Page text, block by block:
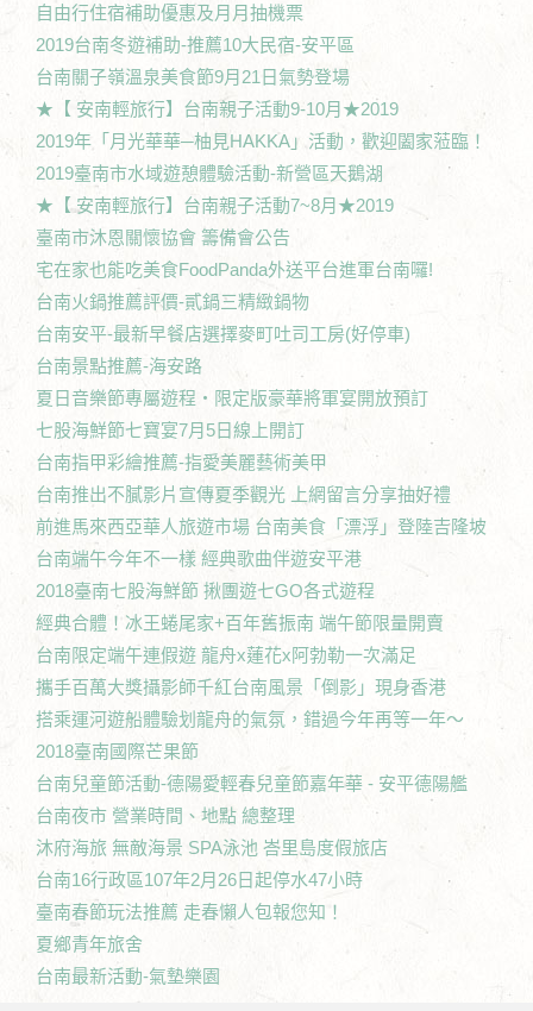
自由行住宿補助優惠及月月抽機票
2019台南冬遊補助-推薦10大民宿-安平區
台南關子嶺溫泉美食節9月21日氣勢登場
★【 安南輕旅行】台南親子活動9-10月★2019
2019年「月光華華─柚見HAKKA」活動，歡迎闔家蒞臨！
2019臺南市水域遊憩體驗活動-新營區天鵝湖
★【 安南輕旅行】台南親子活動7~8月★2019
臺南市沐恩關懷協會 籌備會公告
宅在家也能吃美食FoodPanda外送平台進軍台南囉!
台南火鍋推薦評價-貳鍋三精緻鍋物
台南安平-最新早餐店選擇麥町吐司工房(好停車)
台南景點推薦-海安路
夏日音樂節專屬遊程‧限定版豪華將軍宴開放預訂
七股海鮮節七寶宴7月5日線上開訂
台南指甲彩繪推薦-指愛美麗藝術美甲
台南推出不膩影片宣傳夏季觀光 上網留言分享抽好禮
前進馬來西亞華人旅遊市場 台南美食「漂浮」登陸吉隆坡
台南端午今年不一樣 經典歌曲伴遊安平港
2018臺南七股海鮮節 揪團遊七GO各式遊程
經典合體！冰王蜷尾家+百年舊振南 端午節限量開賣
台南限定端午連假遊 龍舟x蓮花x阿勃勒一次滿足
攜手百萬大獎攝影師千紅台南風景「倒影」現身香港
搭乘運河遊船體驗划龍舟的氣氛，錯過今年再等一年～
2018臺南國際芒果節
台南兒童節活動-德陽愛輕春兒童節嘉年華 - 安平德陽艦
台南夜市 營業時間、地點 總整理
沐府海旅 無敵海景 SPA泳池 峇里島度假旅店
台南16行政區107年2月26日起停水47小時
臺南春節玩法推薦 走春懶人包報您知！
夏鄉青年旅舍
台南最新活動-氣墊樂園